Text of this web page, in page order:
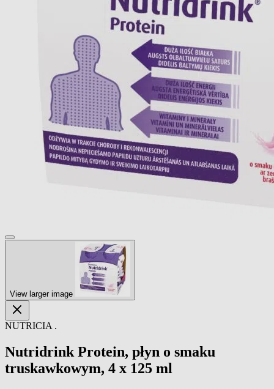
View larger image
NUTRICIA .
Nutridrink Protein, płyn o smaku
truskawkowym, 4 x 125 ml